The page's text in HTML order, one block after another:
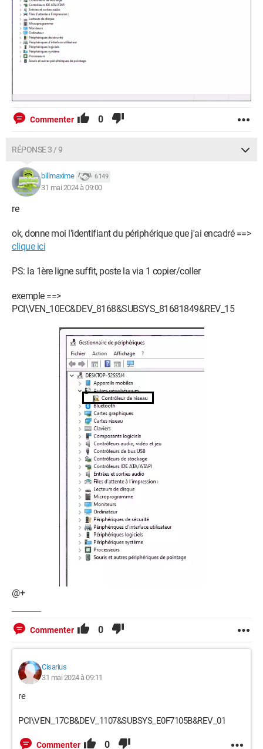
Commenter 0
RÉPONSE 3 / 9
billmaxime 6 149
31 mai 2024 à 09:00
re
ok, donne moi l'identifiant du périphérique que j'ai encadré ==>
clique ici
PS: la 1ère ligne suffit, poste la via 1 copier/coller
exemple ==>
PCI\VEN_10EC&DEV_8168&SUBSYS_81681849&REV_15
@+
Commenter 0
Cisarius
31 mai 2024 à 09:11
re
PCI\VEN_17CB&DEV_1107&SUBSYS_E0F7105B&REV_01
Commenter 0